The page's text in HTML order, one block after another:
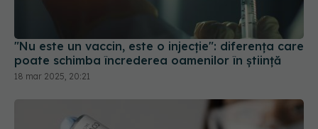
"Nu este un vaccin, este o injecție": diferența care
poate schimba încrederea oamenilor în știință
18 mar 2025, 20:21